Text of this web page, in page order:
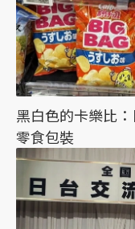
黑白色的卡樂比
零食包裝